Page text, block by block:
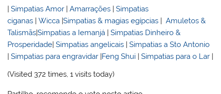
|Simpatias Amor |Amarrações |Simpatias
ciganas |Wicca |Simpatias & magias egípcias |Amuletos &
Talismãs|Simpatias a Iemanjá |Simpatias Dinheiro &
Prosperidade|Simpatias angelicais |Simpatias a Sto Antonio
|Simpatias para engravidar |Feng Shui |Simpatias para o Lar |
(Visited 372 times, 1 visits today)